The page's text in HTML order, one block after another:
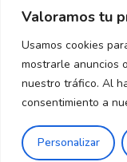
Valoramos tu
Usamos cookies
mostrarle anuncios
nuestro tráfico. Al
consentimiento a
Personalizar
Política de envío y
Uso de cookies